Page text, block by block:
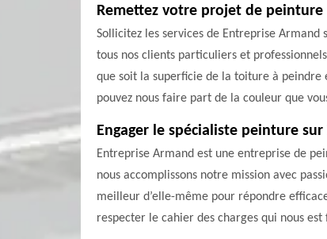
Remettez votre projet de
Sollicitez les services de Entreprise
tous nos clients particuliers et
que soit la superficie de la toiture à peindre
pouvez nous faire part de la couleur que
Engager le spécialiste peinture
Entreprise Armand est une entreprise de
nous accomplissons notre mission avec
meilleur d’elle-même pour répondre
respecter le cahier des charges qui nous